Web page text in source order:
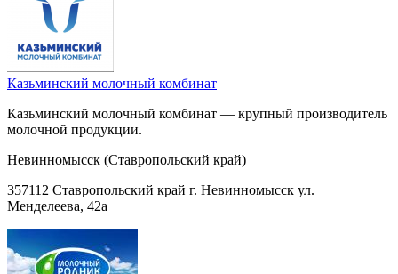
Казьминский молочный комбинат
Казьминский молочный комбинат — крупный производитель
молочной продукции.
Невинномысск (Ставропольский край)
357112 Ставропольский край г. Невинномысск ул.
Менделеева, 42а